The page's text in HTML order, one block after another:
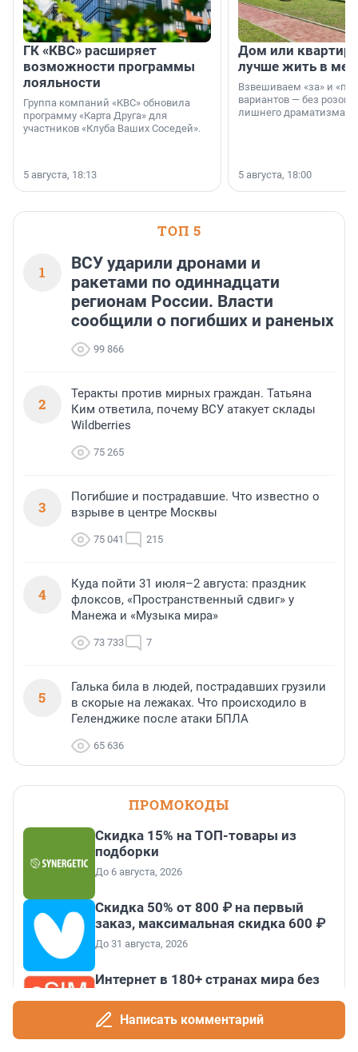
ГК «КВС» расширяет
возможности программы
лояльности
Группа компаний «КВС» обновила
программу «Карта Друга» для
участников «Клуба Ваших Соседей».
5 августа, 18:13
Дом или
лучше жить в
Взвешиваем «за» и
вариантов — без
лишнего драматизма.
5 августа, 18:00
ТОП 5
1
ВСУ ударили дронами и
ракетами по одиннадцати
регионам России. Власти
сообщили о погибших и раненых
99 866
2
Теракты против мирных граждан. Татьяна
Ким ответила, почему ВСУ атакует склады
Wildberries
75 265
3
Погибшие и пострадавшие. Что известно о
взрыве в центре Москвы
75 041 215
4
Куда пойти 31 июля–2 августа: праздник
флоксов, «Пространственный сдвиг» у
Манежа и «Музыка мира»
73 733 7
5
Галька била в людей, пострадавших грузили
в скорые на лежаках. Что происходило в
Геленджике после атаки БПЛА
65 636
ПРОМОКОДЫ
Скидка 15% на ТОП-товары из
подборки
До 6 августа, 2026
Скидка 50% от 800 ₽ на первый
заказ, максимальная скидка 600 ₽
До 31 августа, 2026
Интернет в 180+ странах мира без
До 31 декабря, 2026
Написать комментарий